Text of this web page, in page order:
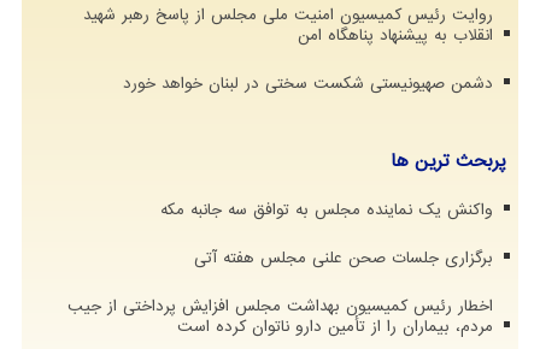
روایت رئیس کمیسیون امنیت ملی مجلس از پاسخ رهبر شهید
انقلاب به پیشنهاد پناهگاه امن
دشمن صهیونیستی شکست سختی در لبنان خواهد خورد
پربحث ترین ها
واکنش یک نماینده مجلس به توافق سه جانبه مکه
برگزاری جلسات صحن علنی مجلس هفته آتی
اخطار رئیس کمیسیون بهداشت مجلس افزایش پرداختی از جیب
مردم، بیماران را از تأمین دارو ناتوان کرده است